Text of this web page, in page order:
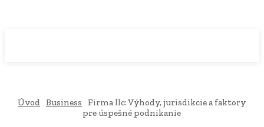
Úvod Business
Firma llc: Výhody, jurisdikcie a faktory
pre úspešné podnikanie